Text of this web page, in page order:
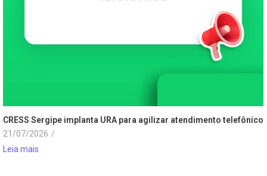
CRESS Sergipe implanta URA para agilizar atendimento telefônico
21/07/2026 /
Leia mais